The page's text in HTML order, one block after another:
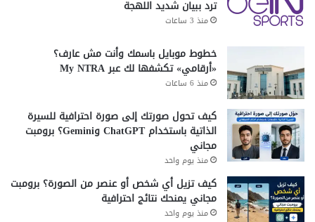
ترد ببيان شديد اللهجة
منذ 3 ساعات
خطوط موبايل باسمك وأنت مش عارف؟
«أرقامي» تكشفها لك عبر My NTRA
منذ 6 ساعات
كيف تحول صورتك إلى صورة احترافية للسيرة
الذاتية باستخدام ChatGPT وGemini؟ برومبت
مجاني
منذ يوم واحد
كيف تزيل أي شخص أو عنصر من الصورة؟ برومبت
مجاني يمنحك نتائج احترافية
منذ يوم واحد